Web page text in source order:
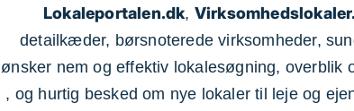
Lokaleportalen.dk,
detailkæder, børsnoterede virksomheder,
ønsker nem og effektiv lokalesøgning, overblik
, og hurtig besked om nye lokaler til leje og